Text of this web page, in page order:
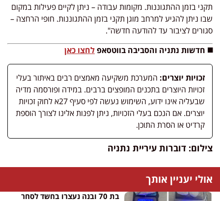
תקני בזמן ההתגוננות. מקומות עבודה – ניתן לקיים פעילות במקום
שבו ניתן להגיע למרחב מוגן תקני בזמן ההתגוננות. חופי הרחצה –
סגורים לציבור עד להודעה חדשה".
◼️ חדשות נתניה והסביבה בווטסאפלחצו כאן
זכויות יוצרים: המערכת משקיעה מאמצים רבים באיתור בעלי
זכויות היוצרים בתכנים המופצים ברבים. במידה ופורסמה מדיה
שבעליה אינו ידוע, השימוש נעשה לפי סעיף 27א לחוק זכויות
יוצרים. אם הנכם בעלי הזכויות, ניתן לפנות אלינו לצורך הוספת
קרדיט או הסרת התוכן.
צילום: דוברות עיריית נתניה
אולי יעניין אותך
בת 70 ובנה נעצרו בחשד לסחר